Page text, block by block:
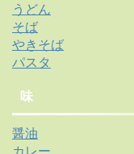
うどん
そば
やきそば
パスタ
味
醤油
カレー